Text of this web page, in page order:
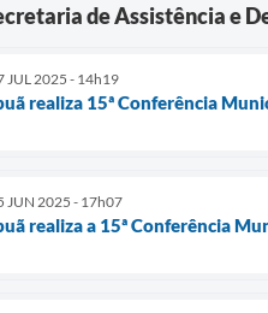
de Assistência e
JUL 2025 - 14h19
realiza 15ª Conferência
JUN 2025 - 17h07
realiza a 15ª Conferência